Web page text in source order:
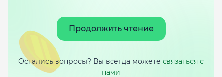
Продолжить чтение
Остались вопросы? Вы всегда можете связаться с
нами